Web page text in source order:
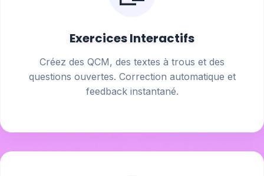
Exercices Interactifs
Créez des QCM, des textes à trous et des
questions ouvertes. Correction automatique et
feedback instantané.